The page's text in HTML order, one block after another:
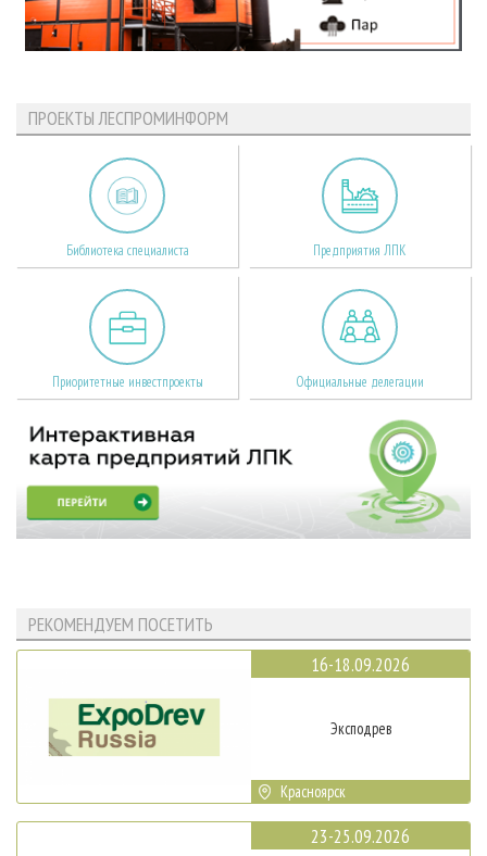
ПРОЕКТЫ ЛЕСПРОМИНФОРМ
Библиотека специалиста Предприятия ЛПК
Приоритетные инвестпроекты Официальные делегации
РЕКОМЕНДУЕМ ПОСЕТИТЬ
16-18.09.2026
Эксподрев
Красноярск
23-25.09.2026